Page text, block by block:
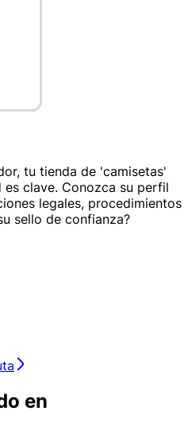
tu tienda de 'camisetas'
clave. Conozca su perfil
legales, procedimientos
sello de confianza?
en